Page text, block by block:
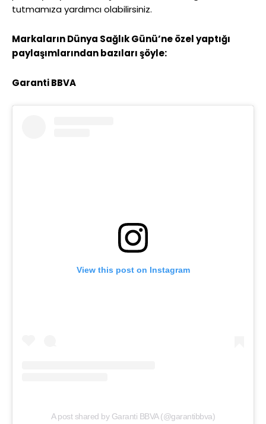
tutmamıza yardımcı olabilirsiniz.
Markaların Dünya Sağlık Günü’ne özel yaptığı
paylaşımlarından bazıları şöyle:
Garanti BBVA
View this post on Instagram
A post shared by Garanti BBVA (@garantibbva)